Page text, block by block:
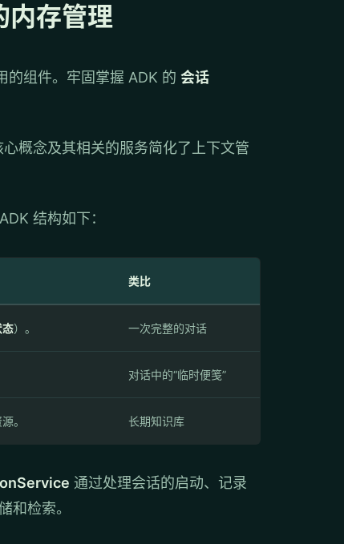
内存管理
的组件。牢固掌握 ADK 的 会话
概念及其相关的服务简化了上下文管
结构如下：
类比
态）。 一次完整的对话
对话中的“临时便笺”
。 长期知识库
通过处理会话的启动、记录
和检索。